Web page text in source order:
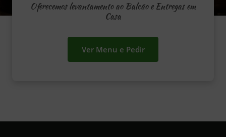
Oferecemos levantamento ao Balcão e Entregas em
Casa
Ver Menu e Pedir